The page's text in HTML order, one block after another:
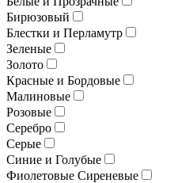
Бирюзовый
Блестки и Перламутр
Зеленые
Золото
Красные и Бордовые
Малиновые
Розовые
Серебро
Серые
Синие и Голубые
Фиолетовые Сиреневые